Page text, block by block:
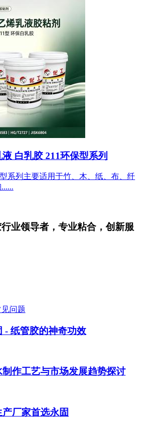
白乳胶 211环保型系列
系列主要适用于竹、木、纸、布、纤
业领导者，专业粘合，创新服
问题
- 纸管胶的神奇功效
作工艺与市场发展趋势探讨
厂家首选永固